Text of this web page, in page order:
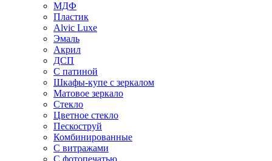
МДФ
Пластик
Alvic Luxe
Эмаль
Акрил
ДСП
С патиной
Шкафы-купе с зеркалом
Матовое зеркало
Стекло
Цветное стекло
Пескоструй
Комбинированные
С витражами
С фотопечатью